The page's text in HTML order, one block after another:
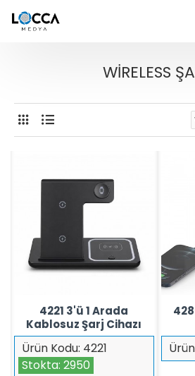
WIRELESS
Ürün Kodu: 4221
Stokta: 2950
4221 3'ü 1 Arada
Kablosuz Şarj Cihazı